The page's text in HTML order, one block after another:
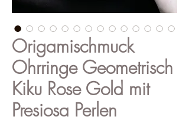
Origamischmuck
Ohrringe Geometrisch
Kiku Rose Gold mit
Presiosa Perlen